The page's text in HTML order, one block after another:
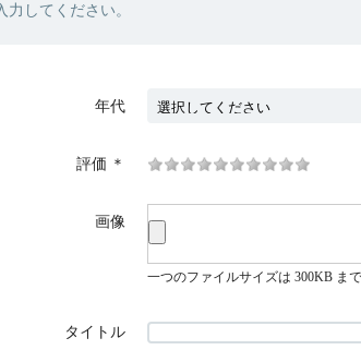
力してください。
年代
評価 ＊
画像
一つのファイルサイズは 300KB ま
タイトル